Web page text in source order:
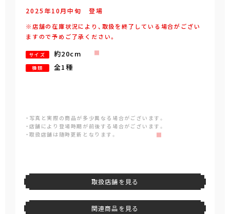
2025年10月中旬 登場
※店舗の在庫状況により、取扱を終了している場合がござい
ますので予めご了承ください。
サイズ 約20cm
種類 全1種
・写真と実際の商品が多少異なる場合がございます。
・店舗により登場時期が前後する場合がございます。
・取扱店舗は随時更新となります。
取扱店舗を見る
関連商品を見る